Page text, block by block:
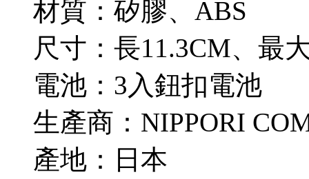
材質：矽膠、ABS
尺寸：長11.3CM、最
電池：3入鈕扣電池
生產商：NIPPORI
產地：日本